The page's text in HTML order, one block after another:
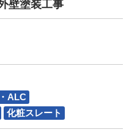
壁塗装工事
ALC
化粧スレート